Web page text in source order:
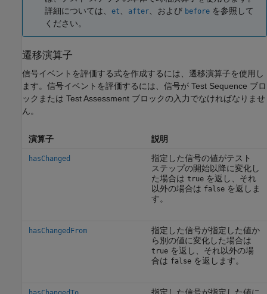
詳細については、 et 、 after、および before を参照して
ください。
遷移演算子
信号イベントを評価する式を作成するには、遷移演算子を使用し
ます。信号イベントを評価するには、信号が Test Sequence ブロ
ックまたは Test Assessment ブロックの入力でなければなりませ
ん。
演算子 説明
hasChanged
指定した信号の値がテスト
ステップの開始以降に変化し
た場合は trueを返し、それ
以外の場合は falseを返しま
す。
hasChangedFrom
指定した信号が指定した値か
ら別の値に変化した場合は
trueを返し、それ以外の場
合は falseを返します。